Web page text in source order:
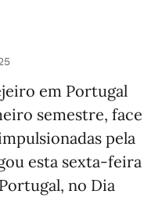
em Portugal
semestre, face
pela
esta sexta-feira
no Dia